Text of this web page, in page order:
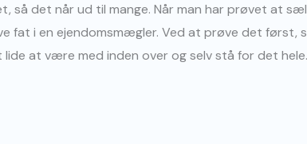
så det når ud til mange. Når man har prøvet at
fat i en ejendomsmægler. Ved at prøve det først,
at være med inden over og selv stå for det